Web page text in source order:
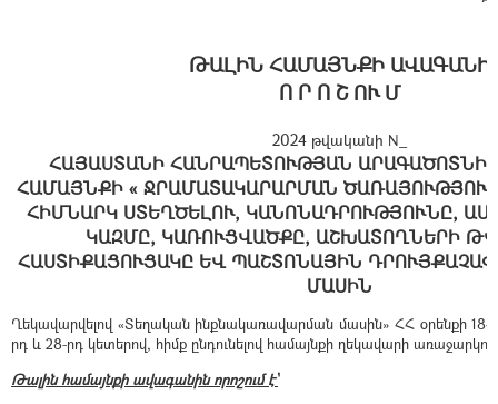
ԹԱԼԻՆ ՀԱՄԱՅՆՔԻ ԱՎԱԳԱՆԻ
Ո Ր Ո Շ ՈՒ Մ
2024 թվականի N_
ՀԱՅԱՍՏԱՆԻ ՀԱՆՐԱՊԵՏՈՒԹՅԱՆ ԱՐԱԳԱԾՈՏՆԻ
ՀԱՄԱՅՆՔԻ « ՋՐԱՄԱՏԱԿԱՐԱՐՄԱՆ
ՀԻՄՆԱՐԿ ՍՏԵՂԾԵԼՈՒ, ԿԱՆՈՆԱԴՐՈՒԹՅՈՒՆԸ,
ԿԱԶՄԸ, ԿԱՌՈՒՑՎԱԾՔԸ, ԱՇԽԱՏՈՂՆԵՐԻ
ՀԱՍՏԻՔԱՑՈՒՑԱԿԸ ԵՎ ՊԱՇՏՈՆԱՅԻՆ
ՄԱՍԻՆ
Ղեկավարվելով «Տեղական ինքնակառավարման մասին» ՀՀ օրենքի 18-
րդ և 28-րդ կետերով, հիմք ընդունելով համայնքի ղեկավարի
Թալին համայնքի ավագանին որոշում է՝